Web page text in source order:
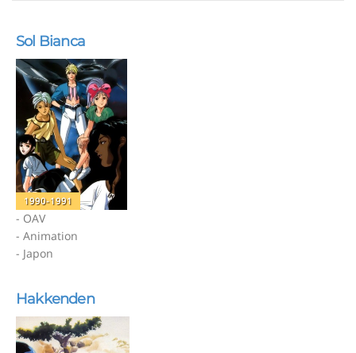
Sol Bianca
1990-1991
- OAV
- Animation
- Japon
Hakkenden